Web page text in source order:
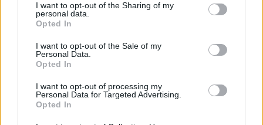
I want to opt-out of the Sharing of my
personal data.
Opted In
I want to opt-out of the Sale of my
Personal Data.
Opted In
I want to opt-out of processing my
Personal Data for Targeted Advertising.
Opted In
ΠΕΜΠΤΗ 23/7 - 22:00
Ο ΠΕΡΙΕΡΓΟΣ
Ένας αδιόρθωτος ηδονοβλεψίας, ο Σίμος, εργάζεται σε
ένα ξενοδοχείο σαν γκρουμ. Μια συμμορία διαρρηκτών
έχει βάλει στο μάτι το χρηματοκιβώτιο του